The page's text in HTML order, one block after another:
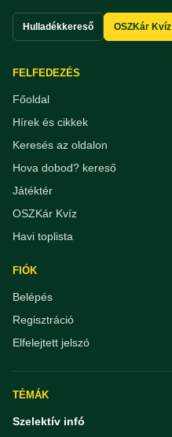
Hulladékkereső OSZKár Kvíz
FELFEDEZÉS
Főoldal
Hírek és cikkek
Keresés az oldalon
Hova dobod? kereső
Játéktér
OSZKár Kvíz
Havi toplista
FIÓK
Belépés
Regisztráció
Elfelejtett jelszó
TÉMÁK
Szelektív infó